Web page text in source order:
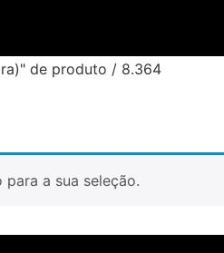
de produto / 8.364
a sua seleção.